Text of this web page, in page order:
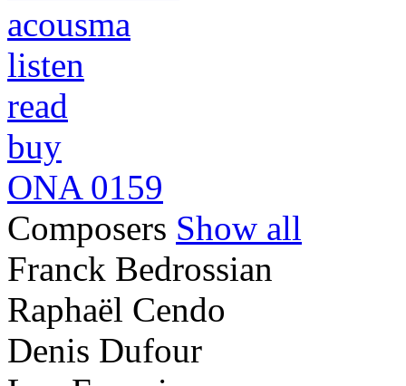
acousma
listen
read
buy
ONA 0159
Composers Show all
Franck Bedrossian
Raphaël Cendo
Denis Dufour